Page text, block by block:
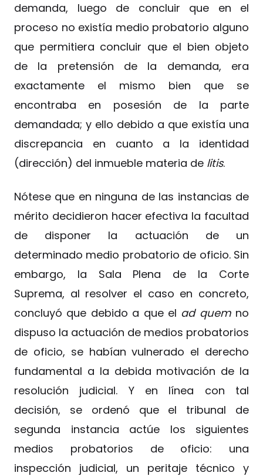
demanda, luego de concluir que en el
proceso no existía medio probatorio alguno
que permitiera concluir que el bien objeto
de la pretensión de la demanda, era
exactamente el mismo bien que se
encontraba en posesión de la parte
demandada; y ello debido a que existía una
discrepancia en cuanto a la identidad
(dirección) del inmueble materia de litis.
Nótese que en ninguna de las instancias de
mérito decidieron hacer efectiva la facultad
de disponer la actuación de un
determinado medio probatorio de oficio. Sin
embargo, la Sala Plena de la Corte
Suprema, al resolver el caso en concreto,
concluyó que debido a que el ad quemno
dispuso la actuación de medios probatorios
de oficio, se habían vulnerado el derecho
fundamental a la debida motivación de la
resolución judicial. Y en línea con tal
decisión, se ordenó que el tribunal de
segunda instancia actúe los siguientes
medios probatorios de oficio: una
inspección judicial, un peritaje técnico y